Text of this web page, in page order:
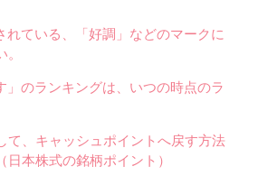
れている、「好調」などのマークに
」のランキングは、いつの時点のラ
て、キャッシュポイントへ戻す方法
本株式の銘柄ポイント）